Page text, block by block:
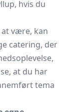
, hvis du
være, kan
catering, der
at du har
tema